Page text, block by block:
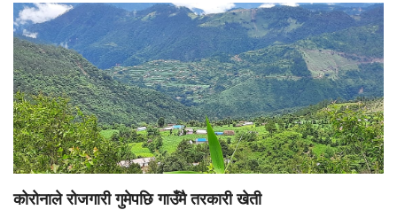
कोरोनाले रोजगारी गुमेपछि गाउँमै तरकारी खेती